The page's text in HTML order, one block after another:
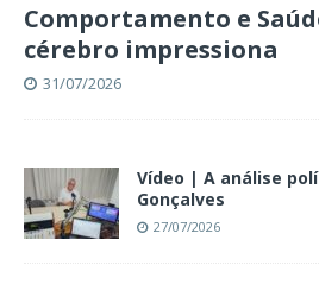
Comportamento e
cérebro impressiona
31/07/2026
Vídeo | A análise
Gonçalves
27/07/2026